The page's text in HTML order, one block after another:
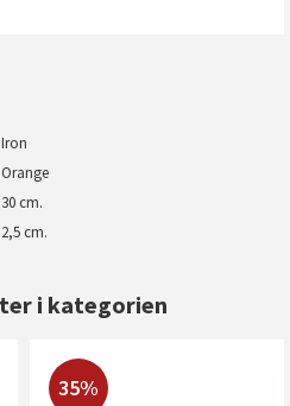
Iron
Orange
30 cm.
2,5 cm.
i kategorien
35%